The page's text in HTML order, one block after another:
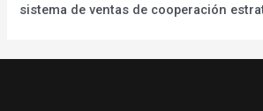
sistema de ventas de cooperación